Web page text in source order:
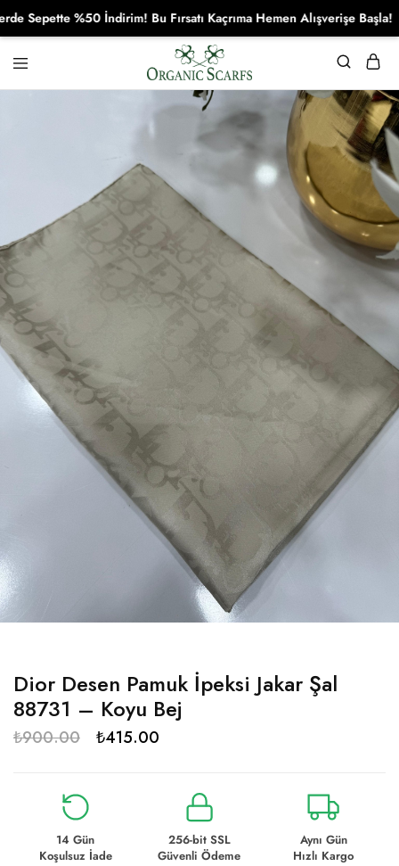
Organikscarf
Dior Desen Pamuk İpeksi Jakar Şal
88731 – Koyu Bej
₺900.00 ₺415.00
14 Gün
Koşulsuz İade
256-bit SSL
Güvenli Ödeme
Aynı Gün
Hızlı Kargo
%50 İndirim! Bu Fırsatı Kaçrıma Hemen Alışverişe Başla!